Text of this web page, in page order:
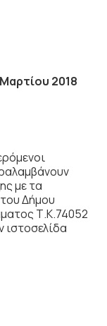
2018
με τα
Δήμου
Τ.Κ.74052
ιστοσελίδα